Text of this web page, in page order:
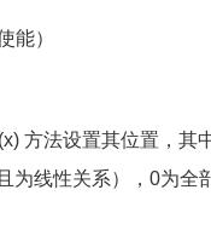
能）
方法设置其位置，其
为线性关系），0为全